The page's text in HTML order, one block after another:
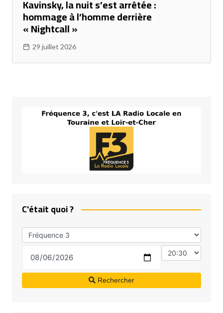
Kavinsky, la nuit s’est arrêtée :
hommage à l’homme derrière
« Nightcall »
29 juillet 2026
C'était quoi ?
Rechercher